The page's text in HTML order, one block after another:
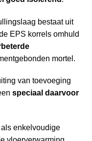
bestaat uit
EPS korrels omhuld
mortel.
van toevoeging
speciaal daarvoor
enkelvoudige